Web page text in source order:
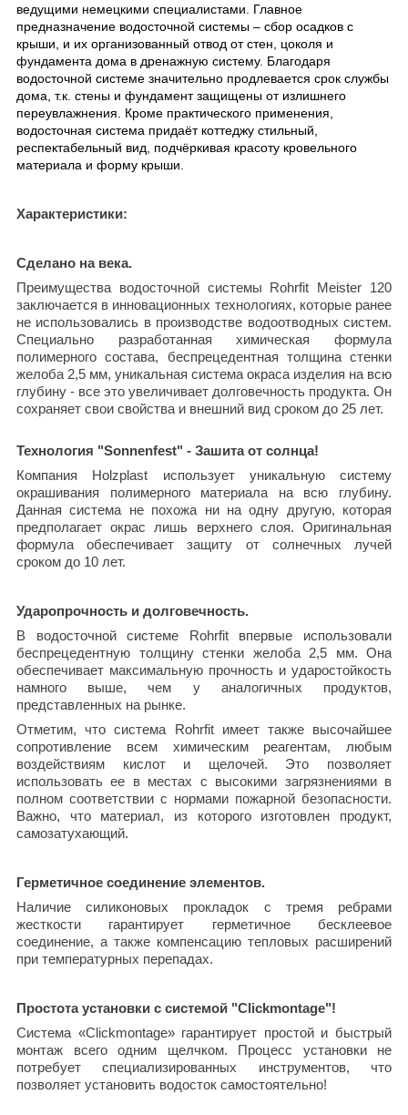
ведущими немецкими специалистами. Главное
предназначение водосточной системы – сбор осадков с
крыши, и их организованный отвод от стен, цоколя и
фундамента дома в дренажную систему. Благодаря
водосточной системе значительно продлевается срок службы
дома, т.к. стены и фундамент защищены от излишнего
переувлажнения. Кроме практического применения,
водосточная система придаёт коттеджу стильный,
респектабельный вид, подчёркивая красоту кровельного
материала и форму крыши.
Характеристики:
Сделано на века.
Преимущества водосточной системы Rohrfit Meister 120
заключается в инновационных технологиях, которые ранее
не использовались в производстве водоотводных систем.
Специально разработанная химическая формула
полимерного состава, беспрецедентная толщина стенки
желоба 2,5 мм, уникальная система окраса изделия на всю
глубину - все это увеличивает долговечность продукта. Он
сохраняет свои свойства и внешний вид сроком до 25 лет.
Технология "Sonnenfest" - Зашита от солнца!
Компания Holzplast использует уникальную систему
окрашивания полимерного материала на всю глубину.
Данная система не похожа ни на одну другую, которая
предполагает окрас лишь верхнего слоя. Оригинальная
формула обеспечивает защиту от солнечных лучей
сроком до 10 лет.
Ударопрочность и долговечность.
В водосточной системе Rohrfit впервые использовали
беспрецедентную толщину стенки желоба 2,5 мм. Она
обеспечивает максимальную прочность и ударостойкость
намного выше, чем у аналогичных продуктов,
представленных на рынке.
Отметим, что система Rohrfit имеет также высочайшее
сопротивление всем химическим реагентам, любым
воздействиям кислот и щелочей. Это позволяет
использовать ее в местах с высокими загрязнениями в
полном соответствии с нормами пожарной безопасности.
Важно, что материал, из которого изготовлен продукт,
самозатухающий.
Герметичное соединение элементов.
Наличие силиконовых прокладок с тремя ребрами
жесткости гарантирует герметичное бесклеевое
соединение, а также компенсацию тепловых расширений
при температурных перепадах.
Простота установки с системой "Clickmontage"!
Система «Clickmontage» гарантирует простой и быстрый
монтаж всего одним щелчком. Процесс установки не
потребует специализированных инструментов, что
позволяет установить водосток самостоятельно!